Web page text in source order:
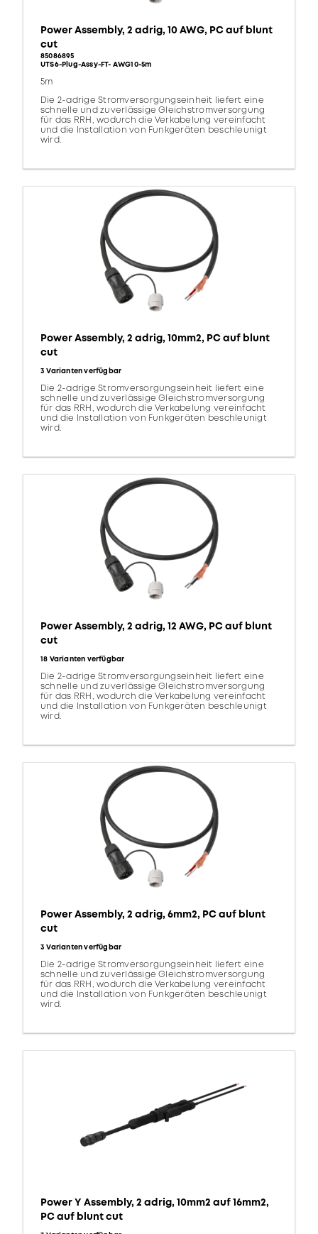
Power Assembly, 2 adrig, 10 AWG, PC auf blunt
cut
85086895
UTS6-Plug-Assy-FT- AWG10-5m
5m
Die 2-adrige Stromversorgungseinheit liefert eine
schnelle und zuverlässige Gleichstromversorgung
für das RRH, wodurch die Verkabelung vereinfacht
und die Installation von Funkgeräten beschleunigt
wird.
Power Assembly, 2 adrig, 10mm2, PC auf blunt
cut
3 Varianten verfügbar
Die 2-adrige Stromversorgungseinheit liefert eine
schnelle und zuverlässige Gleichstromversorgung
für das RRH, wodurch die Verkabelung vereinfacht
und die Installation von Funkgeräten beschleunigt
wird.
Power Assembly, 2 adrig, 12 AWG, PC auf blunt
cut
18 Varianten verfügbar
Die 2-adrige Stromversorgungseinheit liefert eine
schnelle und zuverlässige Gleichstromversorgung
für das RRH, wodurch die Verkabelung vereinfacht
und die Installation von Funkgeräten beschleunigt
wird.
Power Assembly, 2 adrig, 6mm2, PC auf blunt
cut
3 Varianten verfügbar
Die 2-adrige Stromversorgungseinheit liefert eine
schnelle und zuverlässige Gleichstromversorgung
für das RRH, wodurch die Verkabelung vereinfacht
und die Installation von Funkgeräten beschleunigt
wird.
Power Y Assembly, 2 adrig, 10mm2 auf 16mm2,
PC auf blunt cut